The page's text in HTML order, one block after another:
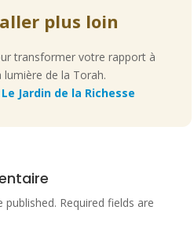
plus loin
transformer votre rapport à
lumière de la Torah.
Jardin de la Richesse
published. Required fields are